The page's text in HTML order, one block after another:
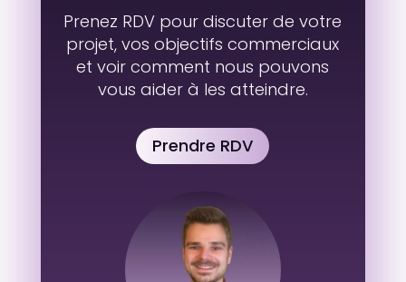
Prenez RDV pour discuter de votre
projet, vos objectifs commerciaux
et voir comment nous pouvons
vous aider à les atteindre.
Prendre RDV